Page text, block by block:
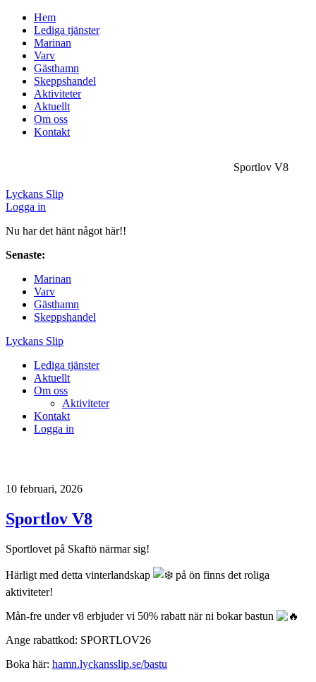
Hem
Lediga tjänster
Marinan
Varv
Gästhamn
Skeppshandel
Aktiviteter
Aktuellt
Om oss
Kontakt
Sportlov V8
Lyckans Slip
Logga in
Nu har det hänt något här!!
Senaste:
Marinan
Varv
Gästhamn
Skeppshandel
Lyckans Slip
Lediga tjänster
Aktuellt
Om oss
Aktiviteter
Kontakt
Logga in
10 februari, 2026
Sportlov V8
Sportlovet på Skaftö närmar sig!
Härligt med detta vinterlandskap
på ön finns det roliga
aktiviteter!
Mån-fre under v8 erbjuder vi 50% rabatt när ni bokar bastun
Ange rabattkod: SPORTLOV26
Boka här: hamn.lyckansslip.se/bastu